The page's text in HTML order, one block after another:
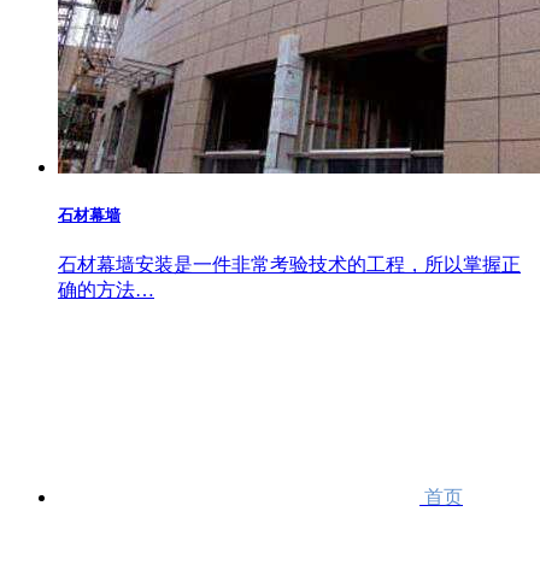
石材幕墙
石材幕墙安装是一件非常考验技术的工程，所以掌握正
确的方法…
首页